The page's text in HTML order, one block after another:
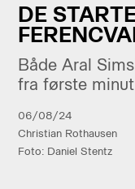
DE
Både Aral
fra første
06/08/24
Christian Rothausen
Foto: Daniel Stentz